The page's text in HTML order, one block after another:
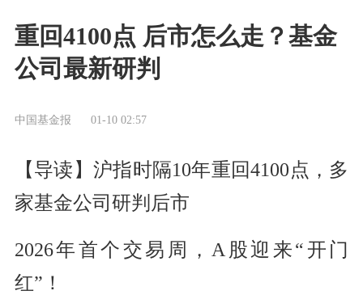
重回4100点 后市怎么走？基金
公司最新研判
中国基金报 01-10 02:57
【导读】沪指时隔10年重回4100点，多
家基金公司研判后市
2026年首个交易周，A股迎来“开门
红”！